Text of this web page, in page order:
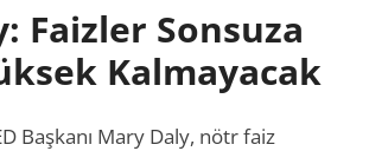
Faizler Sonsuza
Kalmayacak
Başkanı Mary Daly, nötr faiz